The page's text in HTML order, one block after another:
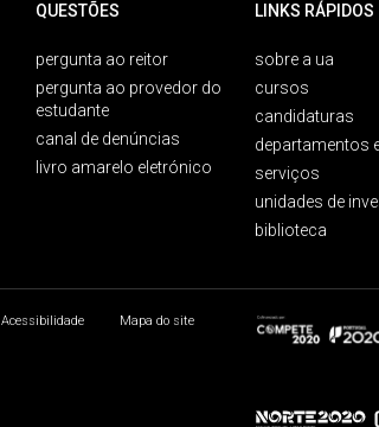
QUESTÕES
pergunta ao reitor
pergunta ao provedor do
estudante
canal de denúncias
livro amarelo eletrónico
LINKS RÁPIDOS
sobre a ua
cursos
candidaturas
departamentos
serviços
unidades de
biblioteca
Acessibilidade
Mapa do site